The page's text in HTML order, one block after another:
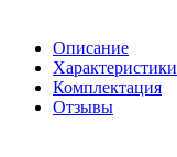
Описание
Характеристики
Комплектация
Отзывы